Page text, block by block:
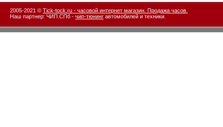
2005-2021 © Tick-tock.ru - часовой интернет магазин. Продажа часов.
Наш партнер: ЧИП.СПб - чип-тюнинг автомобилей и техники.